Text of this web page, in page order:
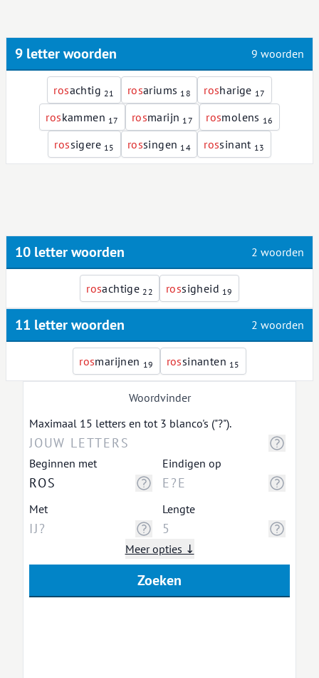
9 letter woorden 9 woorden
rosachtig 21 rosariums 18 rosharige 17
roskammen 17 rosmarijn 17 rosmolens 16
rossigere 15 rossingen 14 rossinant 13
10 letter woorden 2 woorden
rosachtige 22 rossigheid 19
11 letter woorden 2 woorden
rosmarijnen 19 rossinanten 15
Woordvinder
Maximaal 15 letters en tot 3 blanco's ("?").
Beginnen met Eindigen op
Met Lengte
Meer opties ↓
Zoeken